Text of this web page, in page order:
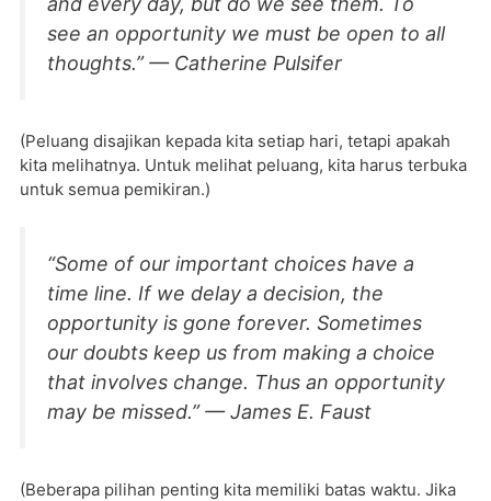
see an opportunity we must be open to all
thoughts.” — Catherine Pulsifer
(Peluang disajikan kepada kita setiap hari, tetapi apakah
kita melihatnya. Untuk melihat peluang, kita harus terbuka
untuk semua pemikiran.)
“Some of our important choices have a
time line. If we delay a decision, the
opportunity is gone forever. Sometimes
our doubts keep us from making a choice
that involves change. Thus an opportunity
may be missed.” — James E. Faust
(Beberapa pilihan penting kita memiliki batas waktu. Jika